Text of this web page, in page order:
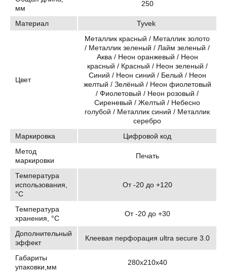
мм
250
Материал Tyvek
Цвет
Металлик красный / Металлик золото
/ Металлик зеленый / Лайм зеленый /
Аква / Неон оранжевый / Неон
красный / Красный / Неон зеленый /
Синий / Неон синий / Белый / Неон
желтый / Зелёный / Неон фиолетовый
/ Фиолетовый / Неон розовый /
Сиреневый / Желтый / Небесно
голубой / Металлик синий / Металлик
серебро
Маркировка
Цифровой код
Метод
маркировки
Печать
Температура
использования,
°C
От -20 до +120
Температура
хранения, °C
От -20 до +30
Дополнительный
эффект
Клеевая перфорация ultra secure 3.0
Габариты
упаковки,мм
280х210х40